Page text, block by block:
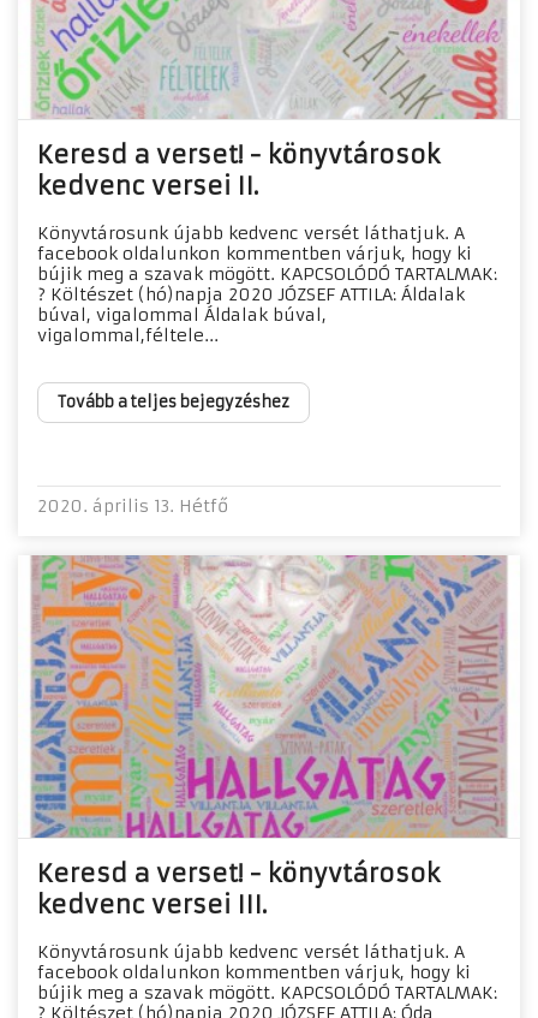
Keresd a verset! - könyvtárosok
kedvenc versei II.
Könyvtárosunk újabb kedvenc versét láthatjuk. A
facebook oldalunkon kommentben várjuk, hogy ki
bújik meg a szavak mögött. KAPCSOLÓDÓ TARTALMAK:
? Költészet (hó)napja 2020 JÓZSEF ATTILA: Áldalak
búval, vigalommal Áldalak búval,
vigalommal,féltele...
Tovább a teljes bejegyzéshez
2020. április 13. Hétfő
Keresd a verset! - könyvtárosok
kedvenc versei III.
Könyvtárosunk újabb kedvenc versét láthatjuk. A
facebook oldalunkon kommentben várjuk, hogy ki
bújik meg a szavak mögött. KAPCSOLÓDÓ TARTALMAK:
? Költészet (hó)napja 2020 JÓZSEF ATTILA: Óda